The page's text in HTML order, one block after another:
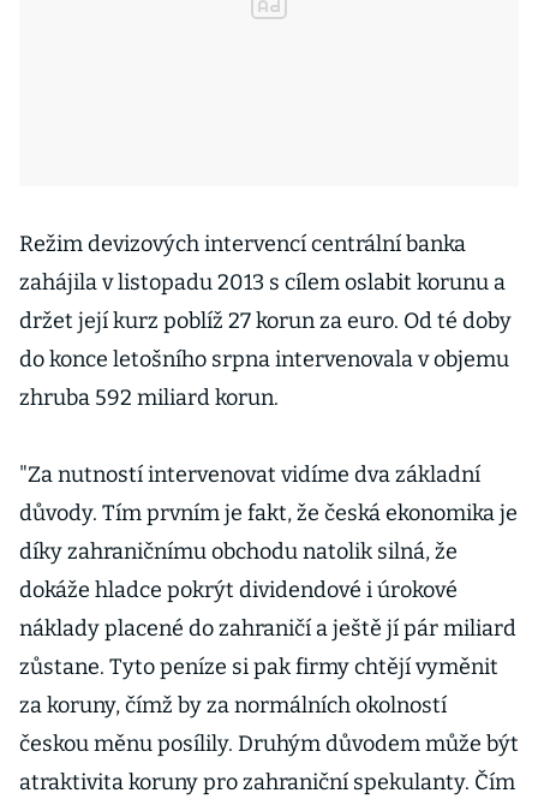
Režim devizových intervencí centrální banka
zahájila v listopadu 2013 s cílem oslabit korunu a
držet její kurz poblíž 27 korun za euro. Od té doby
do konce letošního srpna intervenovala v objemu
zhruba 592 miliard korun.
"Za nutností intervenovat vidíme dva základní
důvody. Tím prvním je fakt, že česká ekonomika je
díky zahraničnímu obchodu natolik silná, že
dokáže hladce pokrýt dividendové i úrokové
náklady placené do zahraničí a ještě jí pár miliard
zůstane. Tyto peníze si pak firmy chtějí vyměnit
za koruny, čímž by za normálních okolností
českou měnu posílily. Druhým důvodem může být
atraktivita koruny pro zahraniční spekulanty. Čím